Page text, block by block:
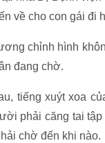
về cho con gái đi
chỉnh hình
đang chờ.
tiếng xuýt xoa
phải căng tai tập
chờ đến khi nào.